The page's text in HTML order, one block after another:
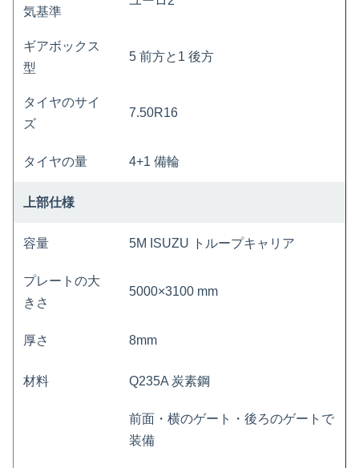
気基準
ギアボックス
型
5 前方と1 後方
タイヤのサイ
ズ
7.50R16
タイヤの量 4+1 備輪
上部仕様
容量 5M ISUZU トループキャリア
プレートの大
きさ
5000×3100 mm
厚さ 8mm
材料 Q235A 炭素鋼
前面・横のゲート・後ろのゲートで
装備